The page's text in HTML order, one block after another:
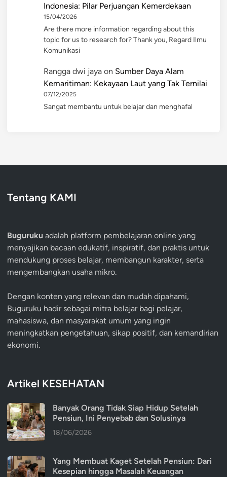
Indonesia: Pilar Perjuangan Kemerdekaan
15/04/2026
Are there more information regarding about this
topic for us to research for? Thank you, Regard Ilmu
Komunikasi
Rangga dwi jaya on Sumber Daya Alam
Kemaritiman: Kekayaan Laut yang Tak Ternilai
07/12/2025
Sangat membantu untuk belajar dan menghafal
Tentang KAMI
Buguruku adalah platform pembelajaran online yang
menyajikan bacaan edukatif, inspiratif, dan praktis untuk
mendukung proses belajar, membangun karakter, serta
mengembangkan usaha mikro.
Dengan konten yang relevan dan mudah dipahami,
Buguruku hadir sebagai mitra belajar bagi pelajar,
mahasiswa, dan masyarakat umum yang ingin
meningkatkan pengetahuan, sikap positif, dan kemandirian
ekonomi.
Artikel KESEHATAN
Banyak Orang Tidak Siap Hidup Setelah
Pensiun, Ini Penyebab dan Solusinya
18/06/2026
Yang Membuat Kaget Setelah Pensiun: Dari
Kesepian hingga Masalah Keuangan